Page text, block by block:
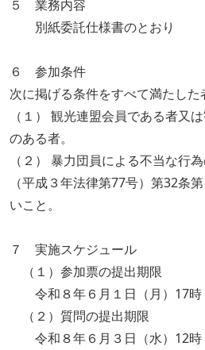
５ 業務内容
別紙委託仕様書のとおり
６ 参加条件
次に掲げる条件をすべて満たした
（１） 観光連盟会員である者又
のある者。
（２） 暴力団員による不当な行
（平成３年法律第77号）第32条
いこと。
７ 実施スケジュール
（１）参加票の提出期限
令和８年６月１日（月）17時
（２）質問の提出期限
令和８年６月３日（水）12時